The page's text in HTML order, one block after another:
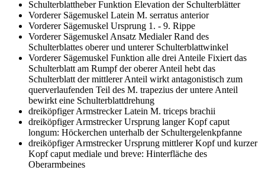
Schulterblattheber Funktion Elevation der Schulterblätter
Vorderer Sägemuskel Latein M. serratus anterior
Vorderer Sägemuskel Ursprung 1. - 9. Rippe
Vorderer Sägemuskel Ansatz Medialer Rand des
Schulterblattes oberer und unterer Schulterblattwinkel
Vorderer Sägemuskel Funktion alle drei Anteile Fixiert das
Schulterblatt am Rumpf der oberer Anteil hebt das
Schulterblatt der mittlerer Anteil wirkt antagonistisch zum
querverlaufenden Teil des M. trapezius der untere Anteil
bewirkt eine Schulterblattdrehung
dreiköpfiger Armstrecker Latein M. triceps brachii
dreiköpfiger Armstrecker Ursprung langer Kopfcaput
longum: Höckerchen unterhalb der Schultergelenkpfanne
dreiköpfiger Armstrecker Ursprung mittlerer Kopf und kurzer
Kopfcaput mediale und breve: Hinterfläche des
Oberarmbeines